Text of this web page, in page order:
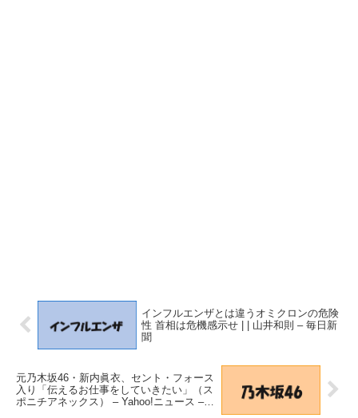
インフルエンザとは違うオミクロンの危険
性 首相は危機感示せ | | 山井和則 – 毎日新
聞
元乃木坂46・新内眞衣、セント・フォース
入り「伝えるお仕事をしていきたい」（ス
ポニチアネックス） – Yahoo!ニュース –